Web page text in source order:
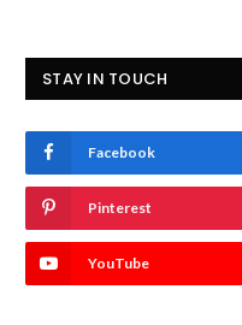
STAY IN TOUCH
Facebook
Pinterest
YouTube